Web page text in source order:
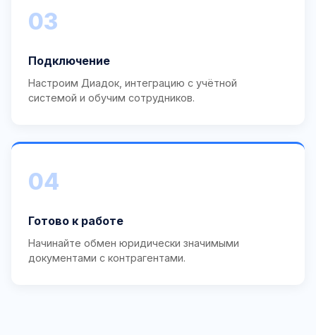
03
Подключение
Настроим Диадок, интеграцию с учётной
системой и обучим сотрудников.
04
Готово к работе
Начинайте обмен юридически значимыми
документами с контрагентами.